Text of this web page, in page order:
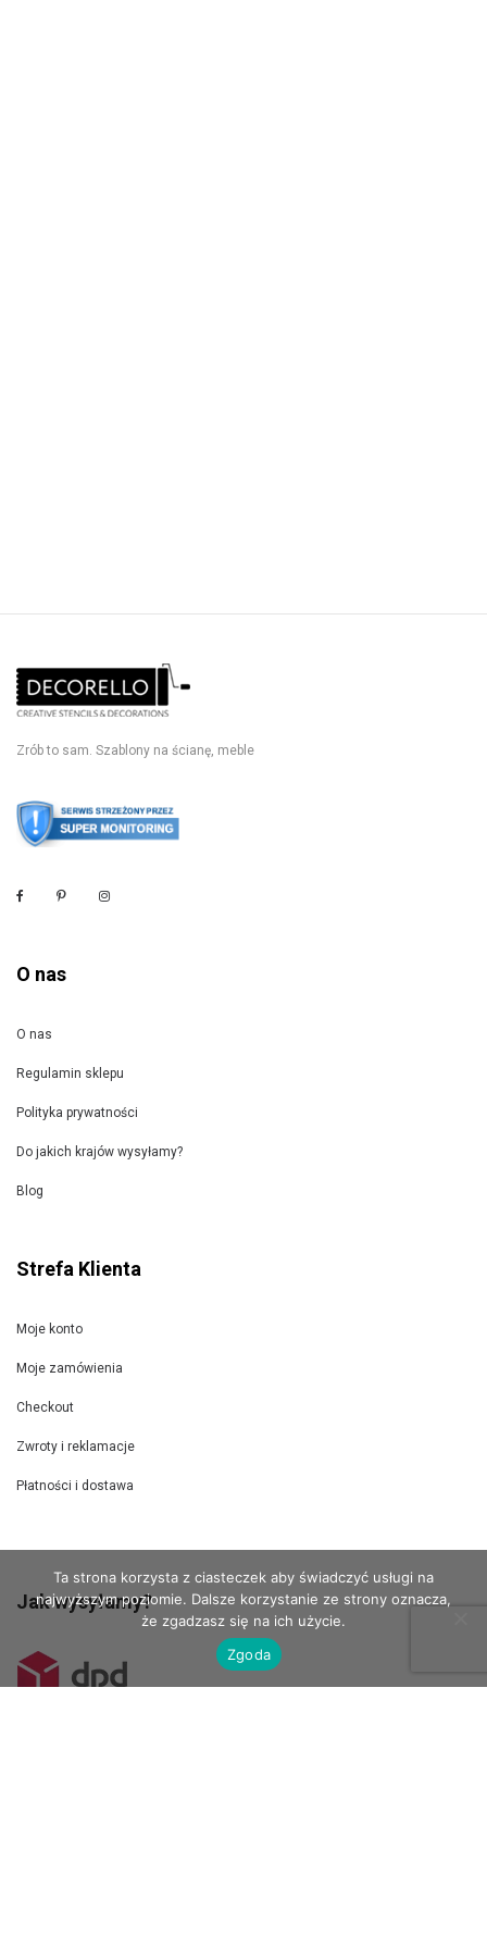
Zrób to sam. Szablony na ścianę, meble
O nas
O nas
Regulamin sklepu
Polityka prywatności
Do jakich krajów wysyłamy?
Blog
Strefa Klienta
Moje konto
Moje zamówienia
Checkout
Zwroty i reklamacje
Płatności i dostawa
Jak wysyłamy?
Ta strona korzysta z ciasteczek aby świadczyć usługi na
najwyższym poziomie. Dalsze korzystanie ze strony oznacza,
że zgadzasz się na ich użycie.
Zgoda